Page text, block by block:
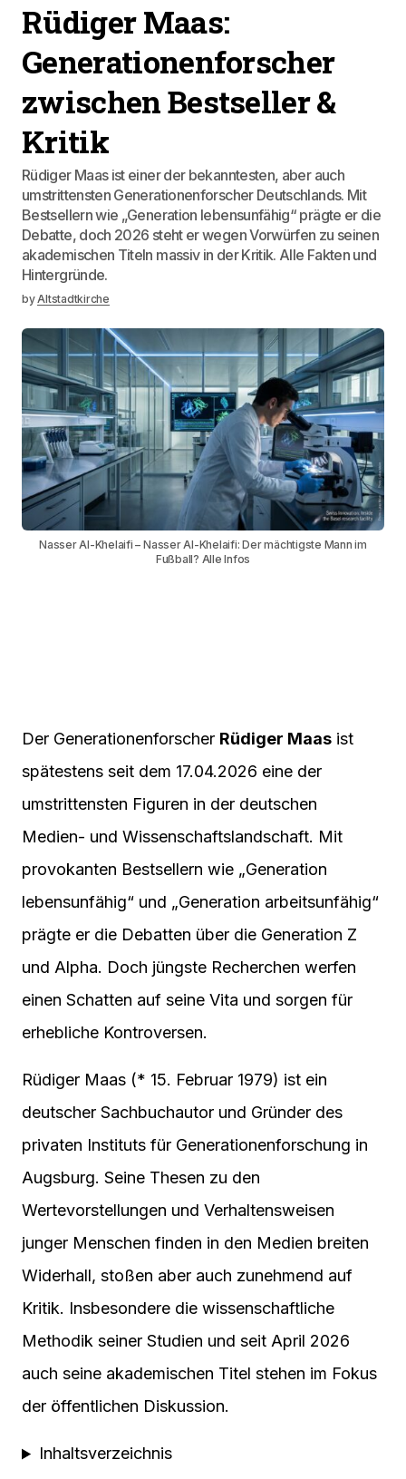
Rüdiger Maas:
Generationenforscher
zwischen Bestseller &
Kritik
Rüdiger Maas ist einer der bekanntesten, aber auch
umstrittensten Generationenforscher Deutschlands. Mit
Bestsellern wie „Generation lebensunfähig“ prägte er die
Debatte, doch 2026 steht er wegen Vorwürfen zu seinen
akademischen Titeln massiv in der Kritik. Alle Fakten und
Hintergründe.
byAltstadtkirche
Nasser Al-Khelaifi – Nasser Al-Khelaifi: Der mächtigste Mann im
Fußball? Alle Infos
Der Generationenforscher Rüdiger Maas ist
spätestens seit dem 17.04.2026 eine der
umstrittensten Figuren in der deutschen
Medien- und Wissenschaftslandschaft. Mit
provokanten Bestsellern wie „Generation
lebensunfähig“ und „Generation arbeitsunfähig“
prägte er die Debatten über die Generation Z
und Alpha. Doch jüngste Recherchen werfen
einen Schatten auf seine Vita und sorgen für
erhebliche Kontroversen.
Rüdiger Maas (* 15. Februar 1979) ist ein
deutscher Sachbuchautor und Gründer des
privaten Instituts für Generationenforschung in
Augsburg. Seine Thesen zu den
Wertevorstellungen und Verhaltensweisen
junger Menschen finden in den Medien breiten
Widerhall, stoßen aber auch zunehmend auf
Kritik. Insbesondere die wissenschaftliche
Methodik seiner Studien und seit April 2026
auch seine akademischen Titel stehen im Fokus
der öffentlichen Diskussion.
Inhaltsverzeichnis